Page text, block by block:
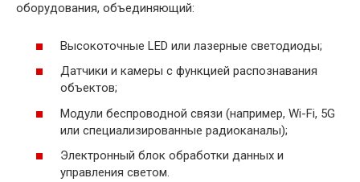
оборудования, объединяющий:
Высокоточные LED или лазерные светодиоды;
Датчики и камеры с функцией распознавания
объектов;
Модули беспроводной связи (например, Wi-Fi, 5G
или специализированные радиоканалы);
Электронный блок обработки данных и
управления светом.